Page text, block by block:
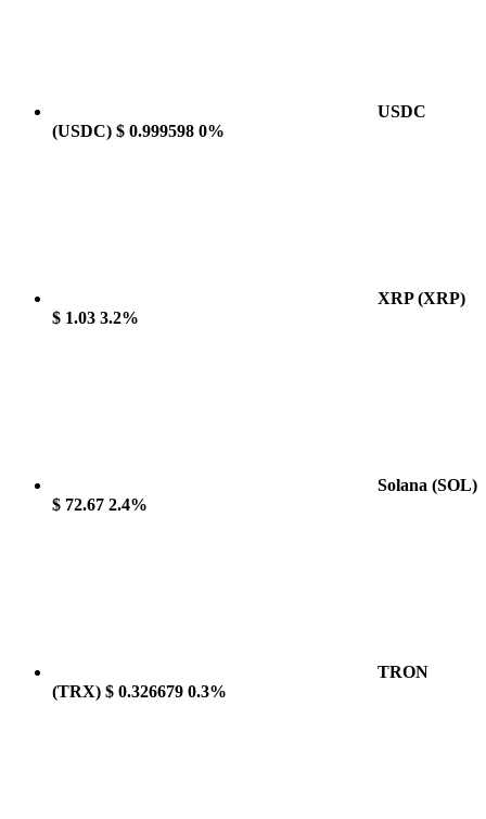
USDC
(USDC) $ 0.999598 0%
XRP(XRP)
$ 1.03 3.2%
Solana (SOL)
$ 72.67 2.4%
TRON
(TRX) $ 0.326679 0.3%